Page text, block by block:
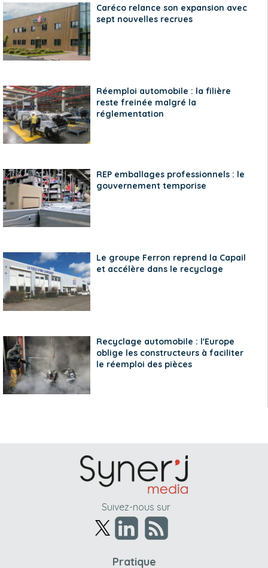
Caréco relance son expansion avec
sept nouvelles recrues
Réemploi automobile : la filière
reste freinée malgré la
réglementation
REP emballages professionnels : le
gouvernement temporise
Le groupe Ferron reprend la Capail
et accélère dans le recyclage
Recyclage automobile : l'Europe
oblige les constructeurs à faciliter
le réemploi des pièces
Suivez-nous sur
Pratique